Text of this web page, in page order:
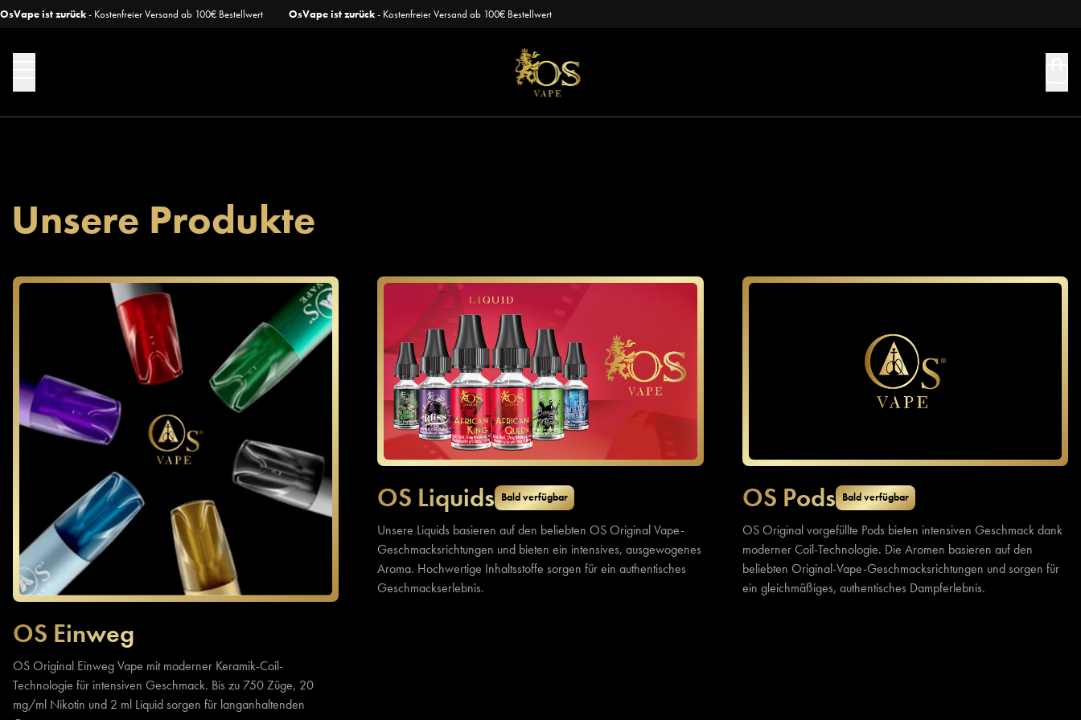
OsVape ist zurück- Kostenfreier Versand ab 100€ Bestellwert OsVape ist zurück- Kostenfreier Versand ab 100€ Bestellwert
Unsere Produkte
OS Einweg
OS Original Einweg Vape mit moderner Keramik-Coil-
Technologie für intensiven Geschmack. Bis zu 750 Züge, 20
mg/ml Nikotin und 2 ml Liquid sorgen für langanhaltenden
OS Liquids Bald verfügbar
Unsere Liquids basieren auf den beliebten OS Original Vape-
Geschmacksrichtungen und bieten ein intensives, ausgewogenes
Aroma. Hochwertige Inhaltsstoffe sorgen für ein authentisches
Geschmackserlebnis.
OS Pods Bald verfügbar
OS Original vorgefüllte Pods bieten intensiven Geschmack dank
moderner Coil-Technologie. Die Aromen basieren auf den
beliebten Original-Vape-Geschmacksrichtungen und sorgen für
ein gleichmäßiges, authentisches Dampferlebnis.